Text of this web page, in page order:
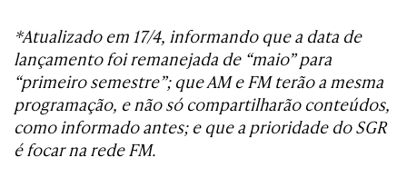
*Atualizado em 17/4, informando que a data de
lançamento foi remanejada de “maio” para
“primeiro semestre”; que AM e FM terão a mesma
programação, e não só compartilharão conteúdos,
como informado antes; e que a prioridade do SGR
é focar na rede FM.